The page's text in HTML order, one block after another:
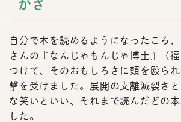
かさ
自分で本を読めるようになったころ
さんの『なんじゃもんじゃ博士』（
つけて、そのおもしろさに頭を殴ら
撃を受けました。展開の支離滅裂さ
な笑いといい、それまで読んだどの
した。